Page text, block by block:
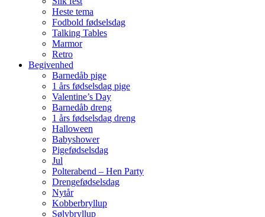
Heste tema
Fodbold fødselsdag
Talking Tables
Marmor
Retro
Begivenhed
Barnedåb pige
1 års fødselsdag pige
Valentine’s Day
Barnedåb dreng
1 års fødselsdag dreng
Halloween
Babyshower
Pigefødselsdag
Jul
Polterabend – Hen Party
Drengefødselsdag
Nytår
Kobberbryllup
Sølvbryllup